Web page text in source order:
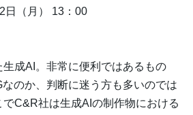
日（月） 13：00
成AI。非常に便利ではあるもの
のか、判断に迷う方も多いのでは
C&R社は生成AIの制作物における